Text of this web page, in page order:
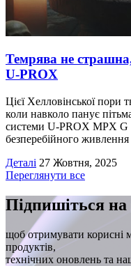
Темрява не
U-PROX
Цієї Хелловінської пори
коли навколо панує
системи U-PROX MPX G
безперебійного
Деталі 27 Жовтня, 2025
Переглянути все
Підпишіться на
щоб отримувати корисні
продуктів,
технічних оновлень та